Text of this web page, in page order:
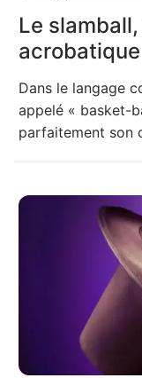
Le
acrobatique
Dans le langage
appelé « basket-
parfaitement son